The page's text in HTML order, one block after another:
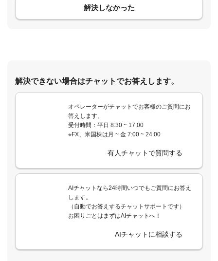
解決しなかった
解決できない場合はチャットでお答えします。
オペレーターがチャットでお客様のご質問にお
答えします。
受付時間：平日 8:30 ~ 17:00
※FX、米国株は月 ~ 金 7:00 ~ 24:00
有人チャットで質問する
AIチャットなら24時間いつでもご質問にお答え
します。
（自動でお答えするチャットサポートです）
お困りごとはまずはAIチャットへ！
AIチャットに相談する